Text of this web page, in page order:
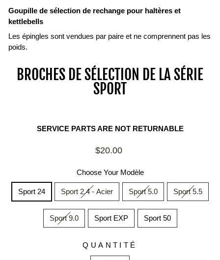
Goupille de sélection de rechange pour haltères et
kettlebells
Les épingles sont vendues par paire et ne comprennent pas les
poids.
BROCHES DE SÉLECTION DE LA SÉRIE
SPORT
SERVICE PARTS ARE NOT RETURNABLE
Prix
$20.00
Choose Your Modèle
Sport 24 Sport 2.4 - Acier Sport 5.0 Sport 5.5
Sport 9.0 Sport EXP Sport 50
QUANTITÉ